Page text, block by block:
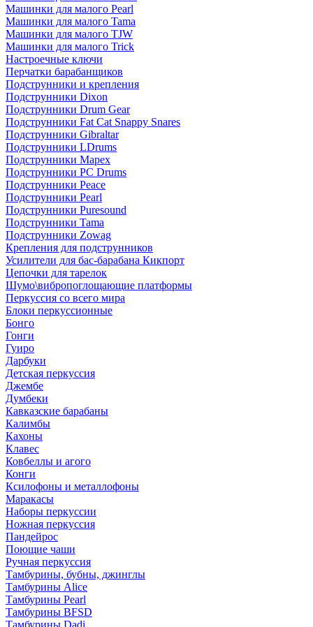
Машинки для малого Pearl
Машинки для малого Tama
Машинки для малого TJW
Машинки для малого Trick
Настроечные ключи
Перчатки барабанщиков
Подструнники и крепления
Подструнники Dixon
Подструнники Drum Gear
Подструнники Fat Cat Snappy Snares
Подструнники Gibraltar
Подструнники LDrums
Подструнники Mapex
Подструнники PC Drums
Подструнники Peace
Подструнники Pearl
Подструнники Puresound
Подструнники Tama
Подструнники Zowag
Крепления для подструнников
Усилители для бас-барабана Кикпорт
Цепочки для тарелок
Шумо\вибропоглощающие платформы
Перкуссия со всего мира
Блоки перкуссионные
Бонго
Гонги
Гуиро
Дарбуки
Детская перкуссия
Джембе
Думбеки
Кавказские барабаны
Калимбы
Кахоны
Клавес
Ковбеллы и агого
Конги
Ксилофоны и металлофоны
Маракасы
Наборы перкуссии
Ножная перкуссия
Пандейрос
Поющие чаши
Ручная перкуссия
Тамбурины, бубны, джинглы
Тамбурины Alice
Тамбурины Pearl
Тамбурины BFSD
Тамбурины Dadi